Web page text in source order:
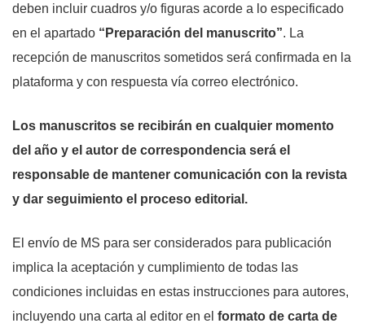
deben incluir cuadros y/o figuras acorde a lo especificado
en el apartado “Preparación del manuscrito”. La
recepción de manuscritos sometidos será confirmada en la
plataforma y con respuesta vía correo electrónico.
Los manuscritos se recibirán en cualquier momento
del año y el autor de correspondencia será el
responsable de mantener comunicación con la revista
y dar seguimiento el proceso editorial.
El envío de MS para ser considerados para publicación
implica la aceptación y cumplimiento de todas las
condiciones incluidas en estas instrucciones para autores,
incluyendo una carta al editor en el formato de carta de